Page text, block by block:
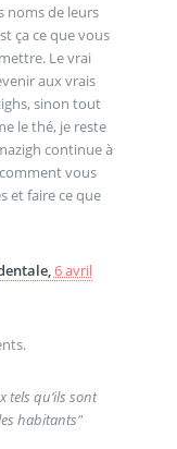
noms de leurs
ça ce que vous
Le vrai
aux vrais
sinon tout
le thé, je reste
continue à
vous
et faire ce que
6 avril
tels qu’ils sont
habitants"